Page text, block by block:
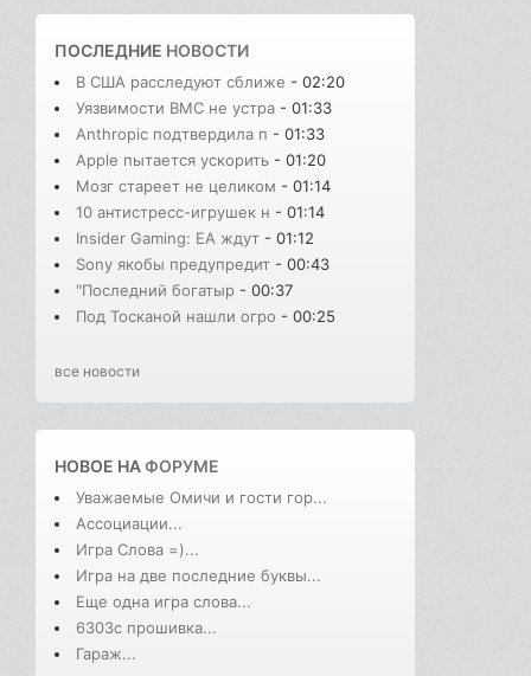
ПОСЛЕДНИЕ НОВОСТИ
В США расследуют сближе - 02:20
Уязвимости BMC не устра - 01:33
Anthropic подтвердила п - 01:33
Apple пытается ускорить - 01:20
Мозг стареет не целиком - 01:14
10 антистресс-игрушек н - 01:14
Insider Gaming: EA ждут - 01:12
Sony якобы предупредит - 00:43
"Последний богатыр - 00:37
Под Тосканой нашли огро - 00:25
все новости
НОВОЕ НАФОРУМЕ
Уважаемые Омичи и гости гор...
Ассоциации...
Игра Слова =)...
Игра на две последние буквы...
Еще одна игра слова...
6303с прошивка...
Гараж...